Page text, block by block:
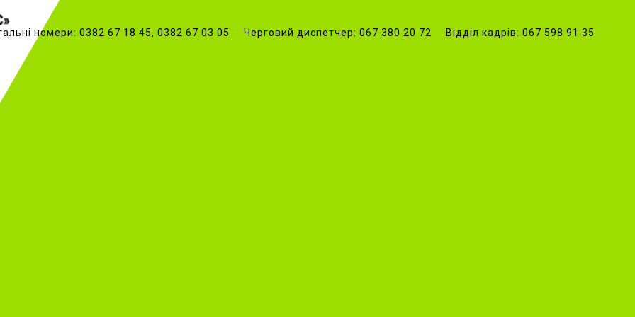
номери: 0382 67 18 45, 0382 67 03 05 Черговий диспетчер: 067 380 20 72 Відділ кадрів: 067 598 91 35